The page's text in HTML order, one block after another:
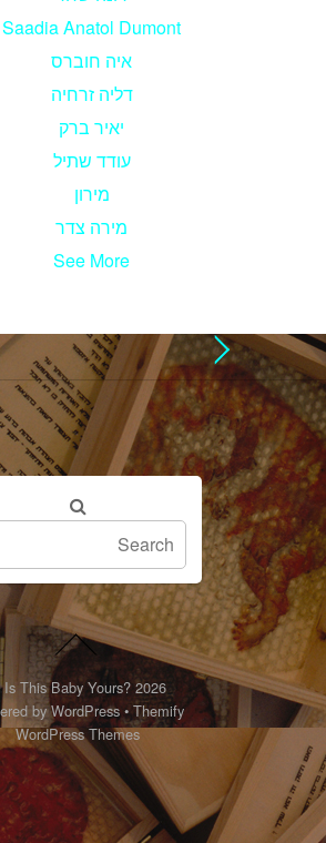
Saadia Anatol Dumont
איה חוברס
דליה זרחיה
יאיר ברק
עודד שתיל
מירון
מירה צדר
See More
Is This Baby Yours?2026
byWordPress•Themify
WordPress Themes